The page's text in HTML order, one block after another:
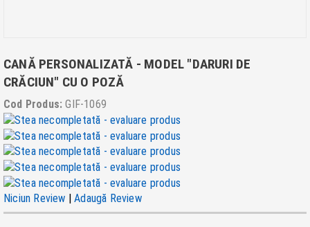
CANĂ PERSONALIZATĂ - MODEL "DARURI DE
CRĂCIUN" CU O POZĂ
Cod Produs: GIF-1069
Niciun Review |Adaugă Review